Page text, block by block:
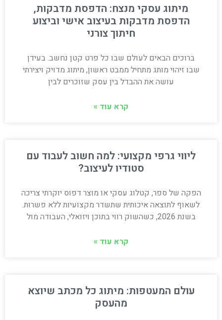
מיתוג עסקי מנצח: הדפסת מדבקות,
הדפסת מדבקות בעיצוב אישי וביצוע
חיתוך צורני
ברוכים הבאים לעולם שבו כל פרט קטן נחשב. בעידן
שבו זיהוי מותג מתחיל ממבט ראשון, מיתוג מדויק ויצירתי
עושה את ההבדל בין עסק שזוכרים לבין
קרא עוד »
ליווי גרפי מקצועי: למה חשוב לעבוד עם
סטודיו לעיצוב?
הפקה של ספר, קטלוג עסקי או מוצר דפוס יוקרתי צריכה
לשאוף לתוצאה איכותית שתשדר מקצועיות ללא פשרות.
בשנת 2026, כשהשוק רווי בתוכן ויזואלי, העבודה מול
קרא עוד »
עולם המעטפות: מיתוג כל מכתב שיוצא
מהעסק